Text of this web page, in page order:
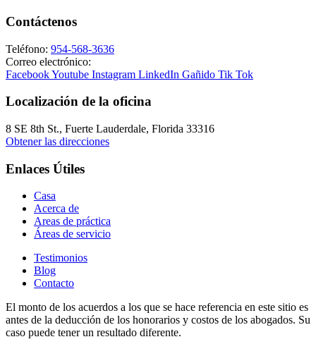
Contáctenos
Teléfono: 954-568-3636
Correo electrónico:
FacebookYoutube Instagram LinkedIn Gañido Tik Tok
Localización de la oficina
8 SE 8th St., Fuerte Lauderdale, Florida 33316
Obtener las direcciones
Enlaces Útiles
Casa
Acerca de
Areas de práctica
Áreas de servicio
Testimonios
Blog
Contacto
El monto de los acuerdos a los que se hace referencia en este sitio es
antes de la deducción de los honorarios y costos de los abogados. Su
caso puede tener un resultado diferente.